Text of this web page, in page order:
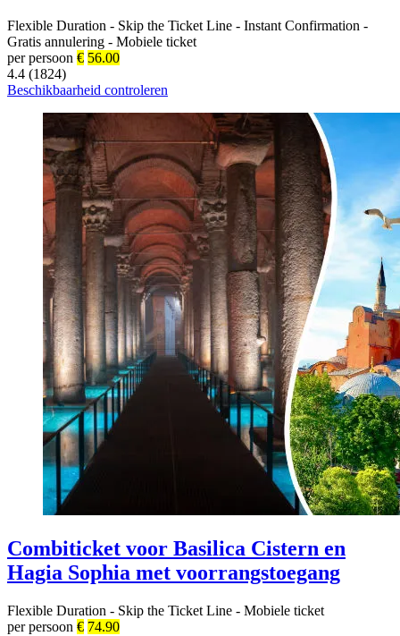
Flexible Duration - Skip the Ticket Line - Instant Confirmation -
Gratis annulering - Mobiele ticket
per persoon € 56.00
4.4 (1824)
Beschikbaarheid controleren
Combiticket voor Basilica Cistern en
Hagia Sophia met voorrangstoegang
Flexible Duration - Skip the Ticket Line - Mobiele ticket
per persoon € 74.90